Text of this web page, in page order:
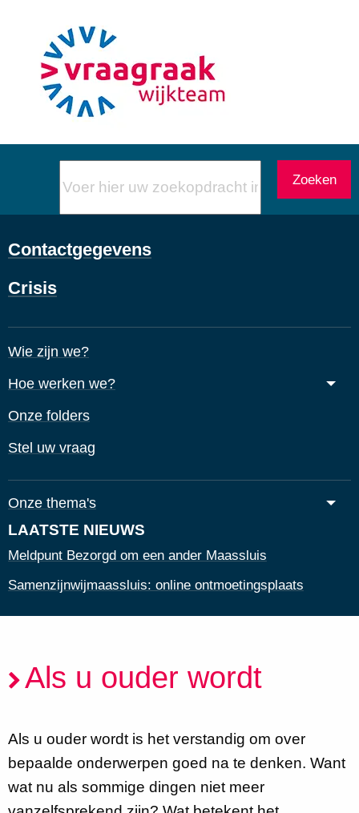
hier
in
Zoeken
Contactgegevens
Crisis
Wie zijn we?
Hoe werken we?
Onze folders
Stel uw vraag
Onze thema's
LAATSTE NIEUWS
Meldpunt Bezorgd om een ander Maassluis
Samenzijnwijmaassluis: online ontmoetingsplaats
Als u ouder wordt
Als u ouder wordt is het verstandig om over
bepaalde onderwerpen goed na te denken. Want
wat nu als sommige dingen niet meer